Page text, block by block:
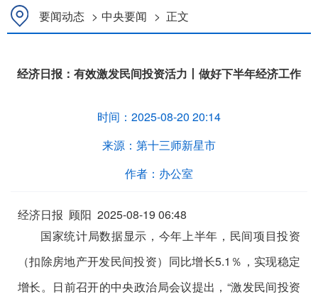
要闻动态 > 中央要闻 > 正文
经济日报：有效激发民间投资活力丨做好下半年经济工作
时间： 2025-08-20 20:14
来源： 第十三师新星市
作者： 办公室
经济日报 顾阳 2025-08-19 06:48
国家统计局数据显示，今年上半年，民间项目投资
（扣除房地产开发民间投资）同比增长5.1％，实现稳定
增长。日前召开的中央政治局会议提出，“激发民间投资